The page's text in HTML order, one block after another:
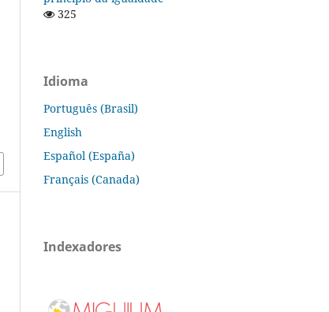
325
Idioma
Português (Brasil)
English
Español (España)
Français (Canada)
Indexadores